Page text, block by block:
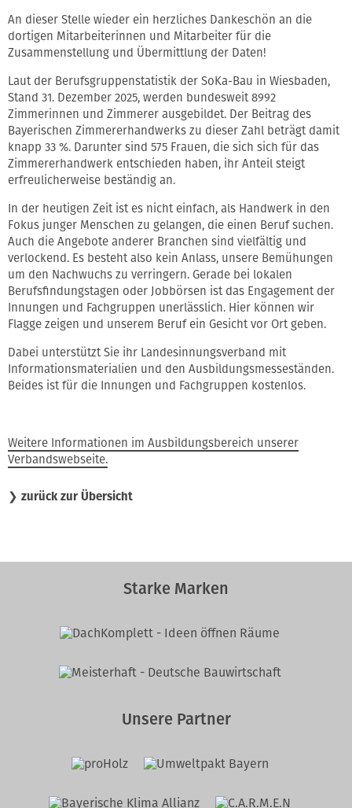
An dieser Stelle wieder ein herzliches Dankeschön an die
dortigen Mitarbeiterinnen und Mitarbeiter für die
Zusammenstellung und Übermittlung der Daten!
Laut der Berufsgruppenstatistik der SoKa-Bau in Wiesbaden,
Stand 31. Dezember 2025, werden bundesweit 8992
Zimmerinnen und Zimmerer ausgebildet. Der Beitrag des
Bayerischen Zimmererhandwerks zu dieser Zahl beträgt damit
knapp 33 %. Darunter sind 575 Frauen, die sich sich für das
Zimmererhandwerk entschieden haben, ihr Anteil steigt
erfreulicherweise beständig an.
In der heutigen Zeit ist es nicht einfach, als Handwerk in den
Fokus junger Menschen zu gelangen, die einen Beruf suchen.
Auch die Angebote anderer Branchen sind vielfältig und
verlockend. Es besteht also kein Anlass, unsere Bemühungen
um den Nachwuchs zu verringern. Gerade bei lokalen
Berufsfindungstagen oder Jobbörsen ist das Engagement der
Innungen und Fachgruppen unerlässlich. Hier können wir
Flagge zeigen und unserem Beruf ein Gesicht vor Ort geben.
Dabei unterstützt Sie ihr Landesinnungsverband mit
Informationsmaterialien und den Ausbildungsmesseständen.
Beides ist für die Innungen und Fachgruppen kostenlos.
Weitere Informationen im Ausbildungsbereich unserer
Verbandswebseite.
❯ zurück zur Übersicht
Starke Marken
Unsere Partner